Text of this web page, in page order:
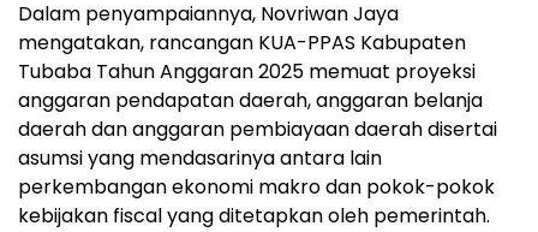
Dalam penyampaiannya, Novriwan Jaya
mengatakan, rancangan KUA-PPAS Kabupaten
Tubaba Tahun Anggaran 2025 memuat proyeksi
anggaran pendapatan daerah, anggaran belanja
daerah dan anggaran pembiayaan daerah disertai
asumsi yang mendasarinya antara lain
perkembangan ekonomi makro dan pokok-pokok
kebijakan fiscal yang ditetapkan oleh pemerintah.